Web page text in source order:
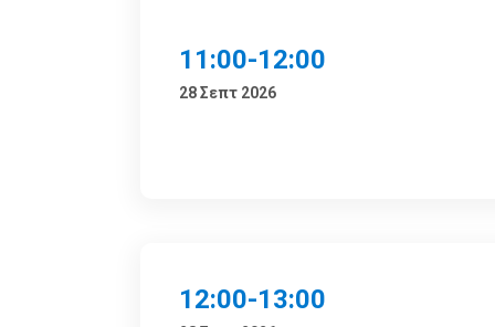
11:00-12:00
28 Σεπτ 2026
12:00-13:00